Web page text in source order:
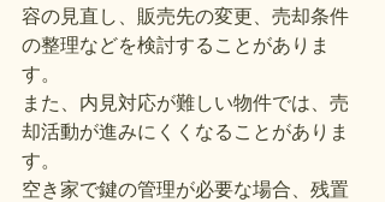
容の見直し、販売先の変更、売却条件
の整理などを検討することがありま
す。
また、内見対応が難しい物件では、売
却活動が進みにくくなることがありま
す。
空き家で鍵の管理が必要な場合、残置